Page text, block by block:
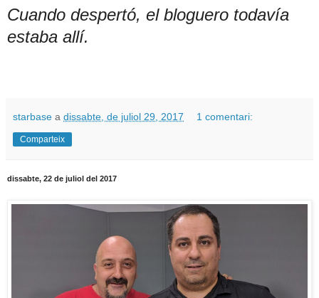
Cuando despertó, el bloguero todavía
estaba allí.
starbase a dissabte, de juliol 29, 2017 1 comentari:
Comparteix
dissabte, 22 de juliol del 2017